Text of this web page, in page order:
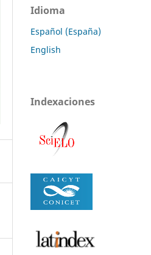
Idioma
Español (España)
English
Indexaciones